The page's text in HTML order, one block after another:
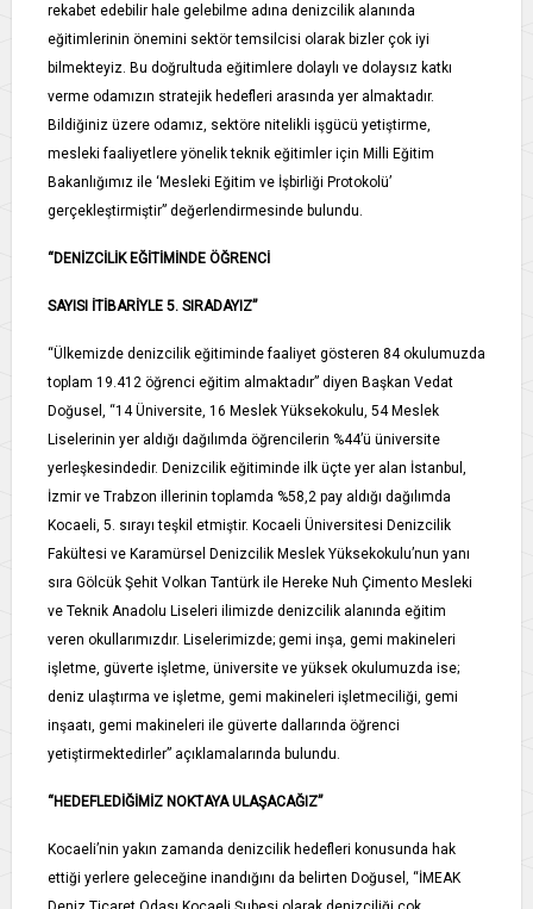
rekabet edebilir hale gelebilme adına denizcilik alanında
eğitimlerinin önemini sektör temsilcisi olarak bizler çok iyi
bilmekteyiz. Bu doğrultuda eğitimlere dolaylı ve dolaysız katkı
verme odamızın stratejik hedefleri arasında yer almaktadır.
Bildiğiniz üzere odamız, sektöre nitelikli işgücü yetiştirme,
mesleki faaliyetlere yönelik teknik eğitimler için Milli Eğitim
Bakanlığımız ile ‘Mesleki Eğitim ve İşbirliği Protokolü’
gerçekleştirmiştir” değerlendirmesinde bulundu.
“DENİZCİLİK EĞİTİMİNDE ÖĞRENCİ
SAYISI İTİBARİYLE 5. SIRADAYIZ”
“Ülkemizde denizcilik eğitiminde faaliyet gösteren 84 okulumuzda
toplam 19.412 öğrenci eğitim almaktadır” diyen Başkan Vedat
Doğusel, “14 Üniversite, 16 Meslek Yüksekokulu, 54 Meslek
Liselerinin yer aldığı dağılımda öğrencilerin %44’ü üniversite
yerleşkesindedir. Denizcilik eğitiminde ilk üçte yer alan İstanbul,
İzmir ve Trabzon illerinin toplamda %58,2 pay aldığı dağılımda
Kocaeli, 5. sırayı teşkil etmiştir. Kocaeli Üniversitesi Denizcilik
Fakültesi ve Karamürsel Denizcilik Meslek Yüksekokulu’nun yanı
sıra Gölcük Şehit Volkan Tantürk ile Hereke Nuh Çimento Mesleki
ve Teknik Anadolu Liseleri ilimizde denizcilik alanında eğitim
veren okullarımızdır. Liselerimizde; gemi inşa, gemi makineleri
işletme, güverte işletme, üniversite ve yüksek okulumuzda ise;
deniz ulaştırma ve işletme, gemi makineleri işletmeciliği, gemi
inşaatı, gemi makineleri ile güverte dallarında öğrenci
yetiştirmektedirler” açıklamalarında bulundu.
“HEDEFLEDİĞİMİZ NOKTAYA ULAŞACAĞIZ”
Kocaeli’nin yakın zamanda denizcilik hedefleri konusunda hak
ettiği yerlere geleceğine inandığını da belirten Doğusel, “İMEAK